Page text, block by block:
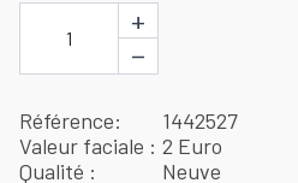
1
+
−
Référence
1442527
Valeur faciale
2 Euro
Qualité
Neuve